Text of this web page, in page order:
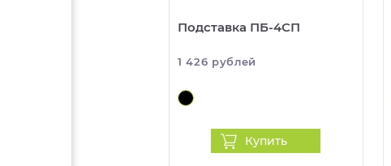
Подставка ПБ-4СП
1 426 рублей
Купить